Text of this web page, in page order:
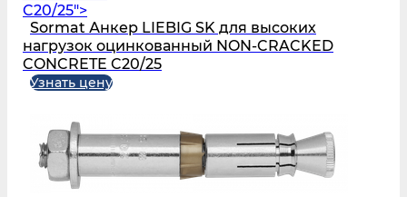
C20/25">
Sormat Анкер LIEBIG SK для высоких
нагрузок оцинкованный NON-CRACKED
CONCRETE C20/25
Узнать цену